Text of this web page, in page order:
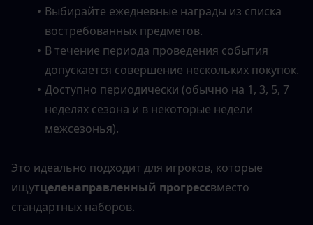
Выбирайте ежедневные награды из списка
востребованных предметов.
В течение периода проведения события
допускается совершение нескольких покупок.
Доступно периодически (обычно на 1, 3, 5, 7
неделях сезона и в некоторые недели
межсезонья).
Это идеально подходит для игроков, которые
ищутцеленаправленный прогрессвместо
стандартных наборов.